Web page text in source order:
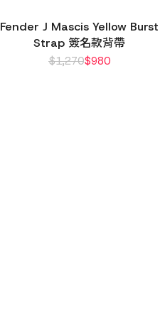
Fender J Mascis Yellow Burst
Strap 簽名款背帶
$1,270$980